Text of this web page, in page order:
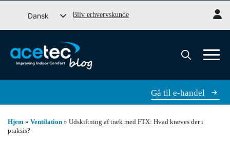
Dansk
Svenska
English (UK)
Norsk bokmål
Bliv erhvervskunde
Gå til e-handel
Hjem » Ventilation » Udskiftning af træk med FTX: Hvad kræves der i
praksis?